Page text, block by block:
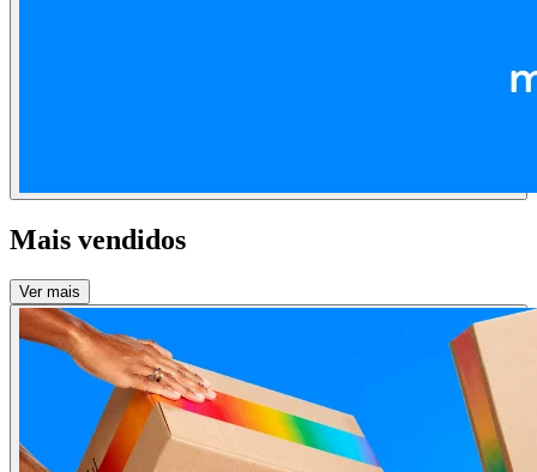
Mais vendidos
Ver mais